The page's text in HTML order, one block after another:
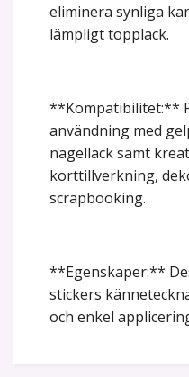
eliminera synliga
lämpligt topplack.
**Kompatibilitet:**
användning med
nagellack samt
korttillverkning,
scrapbooking.
**Egenskaper:**
stickers
och enkel